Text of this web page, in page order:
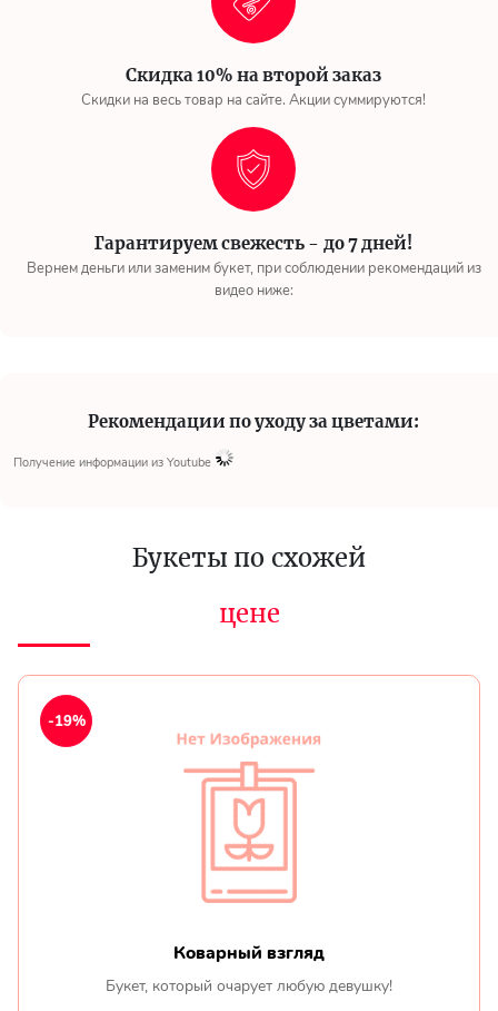
Скидка 10% на второй заказ
Скидки на весь товар на сайте. Акции суммируются!
Гарантируем свежесть - до 7 дней!
Вернем деньги или заменим букет, при соблюдении рекомендаций из
видео ниже:
Рекомендации по уходу за цветами:
Получение информации из Youtube
Букеты по схожей
цене
Коварный взгляд
Букет, который очарует любую девушку!
-19%